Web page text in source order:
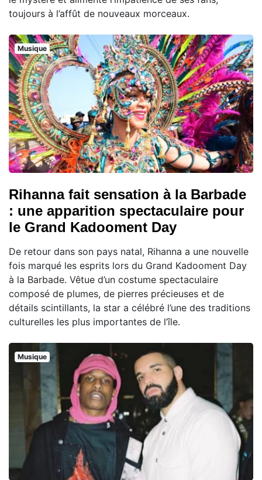
toujours à l’affût de nouveaux morceaux.
Musique
Rihanna fait sensation à la Barbade
: une apparition spectaculaire pour
le Grand Kadooment Day
De retour dans son pays natal, Rihanna a une nouvelle
fois marqué les esprits lors du Grand Kadooment Day
à la Barbade. Vêtue d’un costume spectaculaire
composé de plumes, de pierres précieuses et de
détails scintillants, la star a célébré l’une des traditions
culturelles les plus importantes de l’île.
Musique